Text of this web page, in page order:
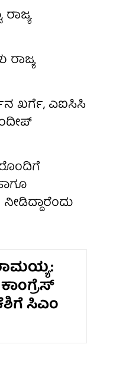
ಖರ್ಗೆ, ಎಐಸಿಸಿ
ಸಿಎಂ